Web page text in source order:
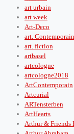
art urbain
art week
Art-Deco
art.
art. fiction
artbasel
artcologne
artcologne2018
ArtContemporain
Artcurial
ARTensterben
ArtHearts
Arthur & Friends